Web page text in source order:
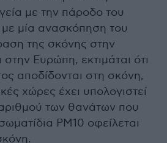
με την πάροδο του
μία ανασκόπηση του
της σκόνης στην
Ευρώπη, εκτιμάται ότι
αποδίδονται στη σκόνη,
χώρες έχει υπολογιστεί
των θανάτων που
PM10 οφείλεται